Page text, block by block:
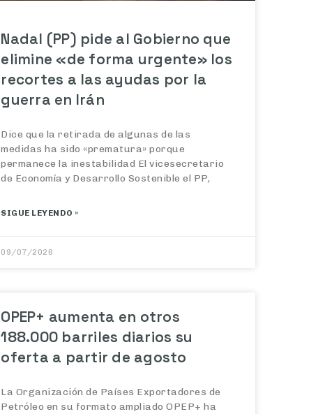
Nadal (PP) pide al Gobierno que
elimine «de forma urgente» los
recortes a las ayudas por la
guerra en Irán
Dice que la retirada de algunas de las
medidas ha sido «prematura» porque
permanece la inestabilidad El vicesecretario
de Economía y Desarrollo Sostenible el PP,
SIGUE LEYENDO »
09/07/2026
OPEP+ aumenta en otros
188.000 barriles diarios su
oferta a partir de agosto
La Organización de Países Exportadores de
Petróleo en su formato ampliado OPEP+ ha